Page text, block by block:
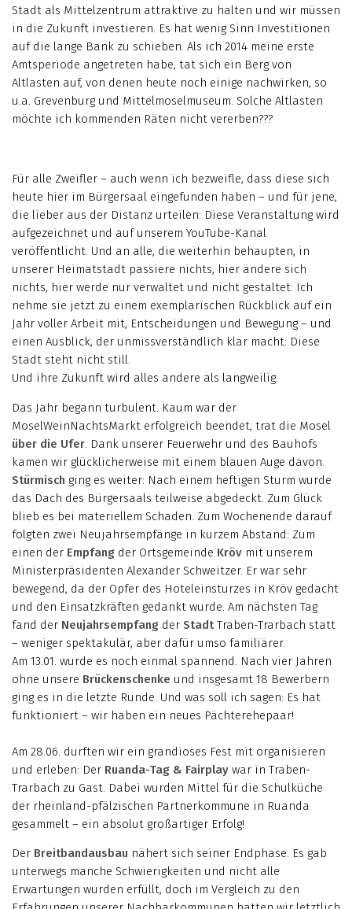
Stadt als Mittelzentrum attraktive zu halten und wir müssen
in die Zukunft investieren. Es hat wenig Sinn Investitionen
auf die lange Bank zu schieben. Als ich 2014 meine erste
Amtsperiode angetreten habe, tat sich ein Berg von
Altlasten auf, von denen heute noch einige nachwirken, so
u.a. Grevenburg und Mittelmoselmuseum. Solche Altlasten
möchte ich kommenden Räten nicht vererben???
Für alle Zweifler – auch wenn ich bezweifle, dass diese sich
heute hier im Bürgersaal eingefunden haben – und für jene,
die lieber aus der Distanz urteilen: Diese Veranstaltung wird
aufgezeichnet und auf unserem YouTube-Kanal
veröffentlicht. Und an alle, die weiterhin behaupten, in
unserer Heimatstadt passiere nichts, hier ändere sich
nichts, hier werde nur verwaltet und nicht gestaltet: Ich
nehme sie jetzt zu einem exemplarischen Rückblick auf ein
Jahr voller Arbeit mit, Entscheidungen und Bewegung – und
einen Ausblick, der unmissverständlich klar macht: Diese
Stadt steht nicht still.
Und ihre Zukunft wird alles andere als langweilig.
Das Jahr begann turbulent. Kaum war der
MoselWeinNachtsMarkt erfolgreich beendet, trat die Mosel
über die Ufer . Dank unserer Feuerwehr und des Bauhofs
kamen wir glücklicherweise mit einem blauen Auge davon.
Stürmisch ging es weiter: Nach einem heftigen Sturm wurde
das Dach des Bürgersaals teilweise abgedeckt. Zum Glück
blieb es bei materiellem Schaden. Zum Wochenende darauf
folgten zwei Neujahrsempfänge in kurzem Abstand: Zum
einen der Empfang der Ortsgemeinde Kröv mit unserem
Ministerpräsidenten Alexander Schweitzer. Er war sehr
bewegend, da der Opfer des Hoteleinsturzes in Kröv gedacht
und den Einsatzkräften gedankt wurde. Am nächsten Tag
fand der Neujahrsempfang der Stadt Traben-Trarbach statt
– weniger spektakulär, aber dafür umso familiärer.
Am 13.01. wurde es noch einmal spannend. Nach vier Jahren
ohne unsere Brückenschenke und insgesamt 18 Bewerbern
ging es in die letzte Runde. Und was soll ich sagen: Es hat
funktioniert – wir haben ein neues Pächterehepaar!
Am 28.06. durften wir ein grandioses Fest mit organisieren
und erleben: Der Ruanda-Tag & Fairplay war in Traben-
Trarbach zu Gast. Dabei wurden Mittel für die Schulküche
der rheinland-pfälzischen Partnerkommune in Ruanda
gesammelt – ein absolut großartiger Erfolg!
Der Breitbandausbau nähert sich seiner Endphase. Es gab
unterwegs manche Schwierigkeiten und nicht alle
Erwartungen wurden erfüllt, doch im Vergleich zu den